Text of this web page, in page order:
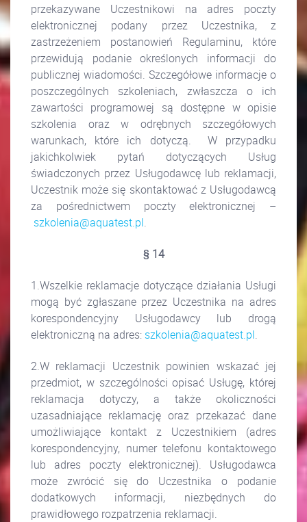
przekazywane Uczestnikowi na adres poczty
elektronicznej podany przez Uczestnika, z
zastrzeżeniem postanowień Regulaminu, które
przewidują podanie określonych informacji do
publicznej wiadomości. Szczegółowe informacje o
poszczególnych szkoleniach, zwłaszcza o ich
zawartości programowej są dostępne w opisie
szkolenia oraz w odrębnych szczegółowych
warunkach, które ich dotyczą. W przypadku
jakichkolwiek pytań dotyczących Usług
świadczonych przez Usługodawcę lub reklamacji,
Uczestnik może się skontaktować z Usługodawcą
za pośrednictwem poczty elektronicznej –
szkolenia@aquatest.pl.
§ 14
1.Wszelkie reklamacje dotyczące działania Usługi
mogą być zgłaszane przez Uczestnika na adres
korespondencyjny Usługodawcy lub drogą
elektroniczną na adres: szkolenia@aquatest.pl.
2.W reklamacji Uczestnik powinien wskazać jej
przedmiot, w szczególności opisać Usługę, której
reklamacja dotyczy, a także okoliczności
uzasadniające reklamację oraz przekazać dane
umożliwiające kontakt z Uczestnikiem (adres
korespondencyjny, numer telefonu kontaktowego
lub adres poczty elektronicznej). Usługodawca
może zwrócić się do Uczestnika o podanie
dodatkowych informacji, niezbędnych do
prawidłowego rozpatrzenia reklamacji.